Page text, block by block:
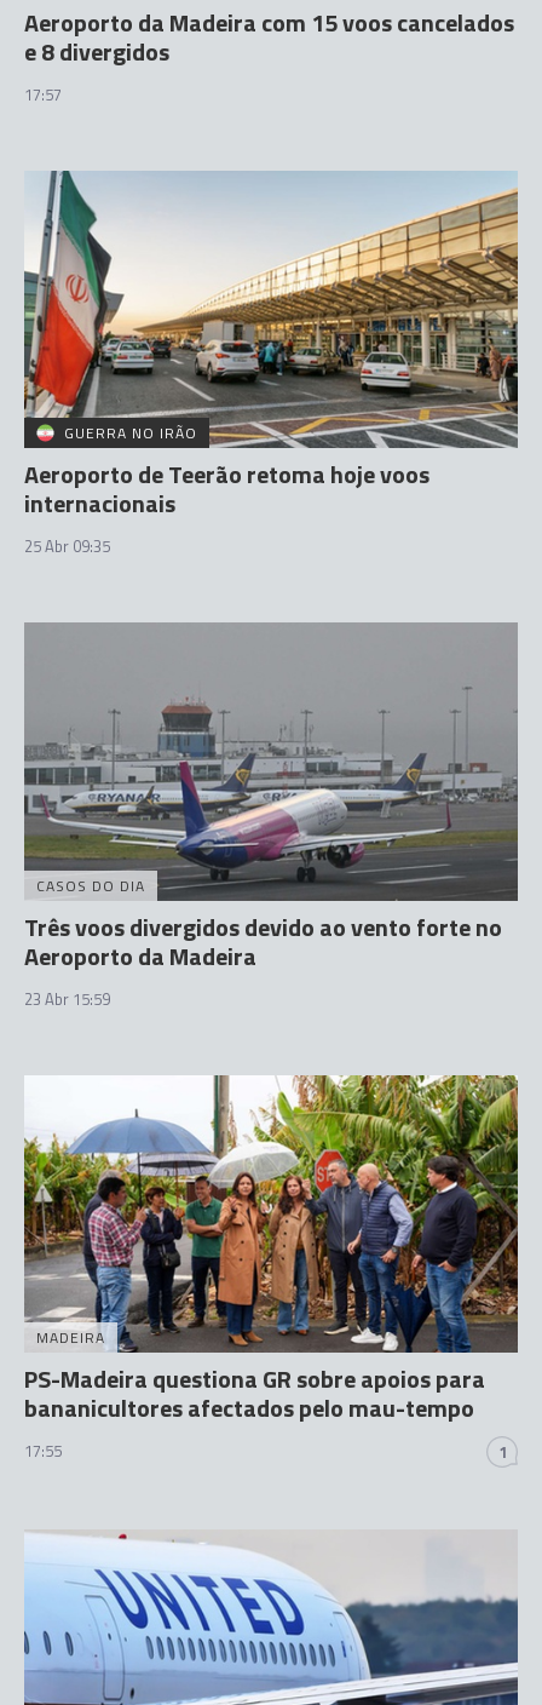
Aeroporto da Madeira com 15 voos cancelados
e 8 divergidos
17:57
GUERRA NO IRÃO
Aeroporto de Teerão retoma hoje voos
internacionais
25 Abr 09:35
CASOS DO DIA
Três voos divergidos devido ao vento forte no
Aeroporto da Madeira
23 Abr 15:59
MADEIRA
PS-Madeira questiona GR sobre apoios para
bananicultores afectados pelo mau-tempo
17:55 1